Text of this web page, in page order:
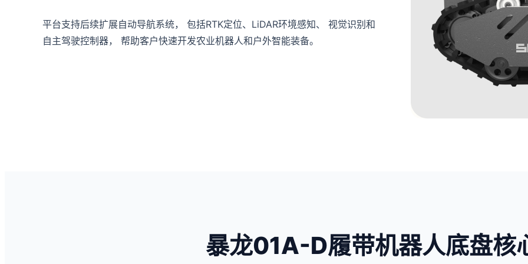
平台支持后续扩展自动导航系统， 包括RTK定位、LiDAR环境感知、 视觉识别和
自主驾驶控制器， 帮助客户快速开发农业机器人和户外智能装备。
暴龙01A-D履带机器人底盘核